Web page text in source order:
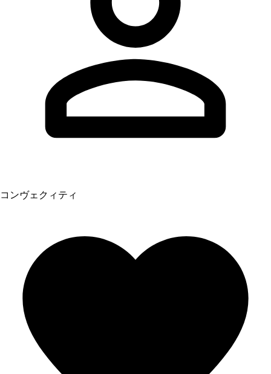
コンヴェクィティ